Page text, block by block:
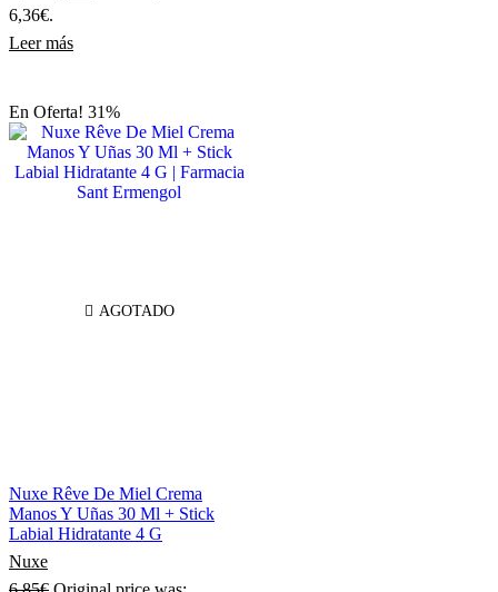
6,36€.
Leer más
En Oferta! 31%
AGOTADO
Nuxe Rêve De Miel Crema
Manos Y Uñas 30 Ml + Stick
Labial Hidratante 4 G
Nuxe